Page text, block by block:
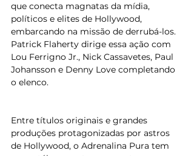
que conecta magnatas da mídia,
políticos e elites de Hollywood,
embarcando na missão de derrubá-los.
Patrick Flaherty dirige essa ação com
Lou Ferrigno Jr., Nick Cassavetes, Paul
Johansson e Denny Love completando
o elenco.
Entre títulos originais e grandes
produções protagonizadas por astros
de Hollywood, o Adrenalina Pura tem